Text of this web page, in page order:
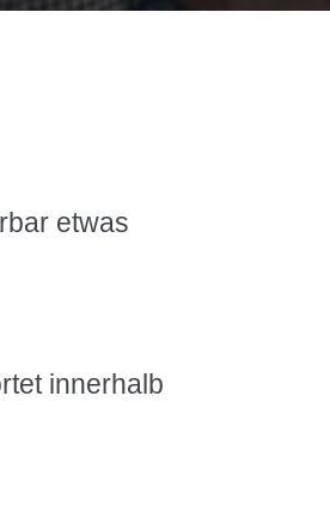
etwas
innerhalb